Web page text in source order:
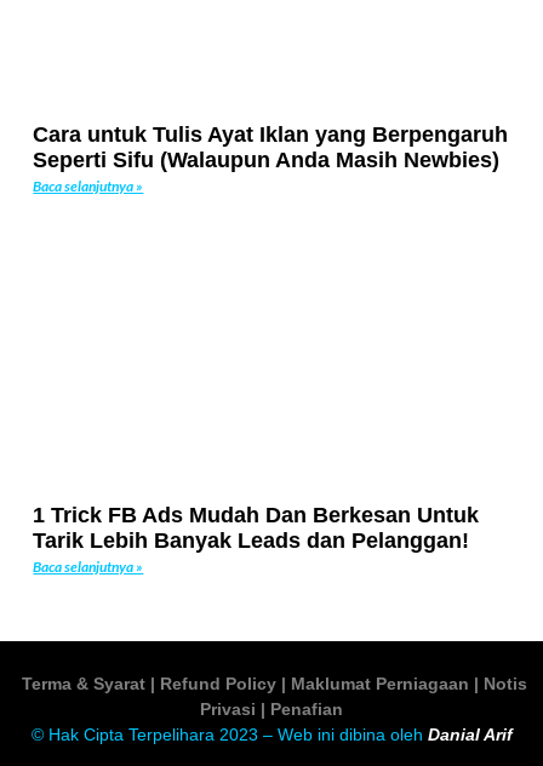
Cara untuk Tulis Ayat Iklan yang Berpengaruh
Seperti Sifu (Walaupun Anda Masih Newbies)
Baca selanjutnya »
1 Trick FB Ads Mudah Dan Berkesan Untuk
Tarik Lebih Banyak Leads dan Pelanggan!
Baca selanjutnya »
Terma & Syarat | Refund Policy | Maklumat Perniagaan | Notis
Privasi | Penafian
© Hak Cipta Terpelihara 2023 – Web ini dibina oleh Danial Arif